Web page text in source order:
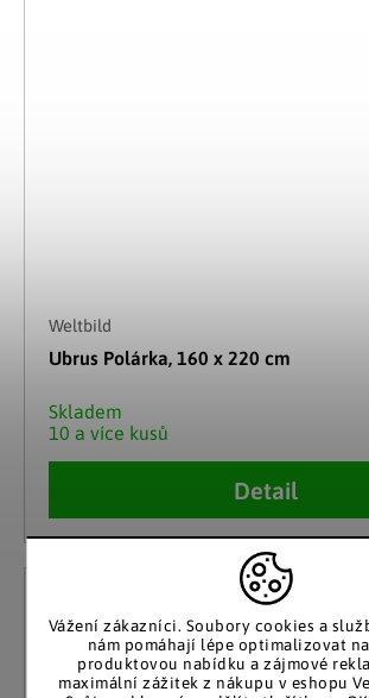
Vážení zákazníci. Soubory cookies a
nám pomáhají lépe optimalizovat
produktovou nabídku a zájmové
maximální zážitek z nákupu v eshopu
Weltbild
Ubrus Polárka, 160 x 220 cm
Skladem
10 a více kusů
Detail